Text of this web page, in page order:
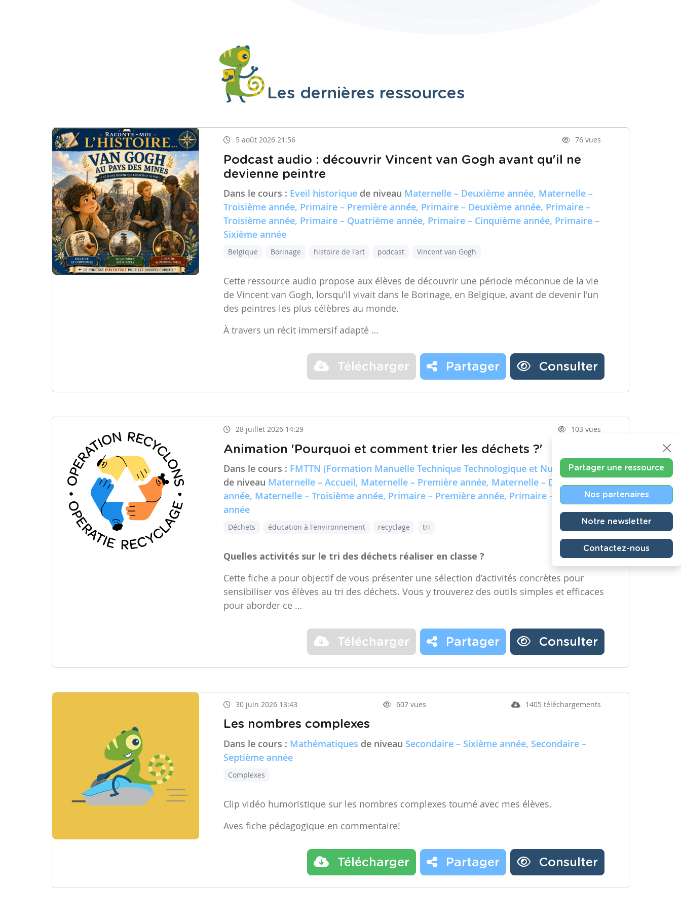
Les dernières ressources
5 août 2026 21:56 76 vues
Podcast audio : découvrir Vincent van Gogh avant qu'il ne
devienne peintre
Dans le cours : Eveil historique de niveau Maternelle – Deuxième année, Maternelle –
Troisième année, Primaire – Première année, Primaire – Deuxième année, Primaire –
Troisième année, Primaire – Quatrième année, Primaire – Cinquième année, Primaire –
Sixième année
Belgique Borinage histoire de l'art podcast Vincent van Gogh
Cette ressource audio propose aux élèves de découvrir une période méconnue de la vie
de Vincent van Gogh, lorsqu'il vivait dans le Borinage, en Belgique, avant de devenir l'un
des peintres les plus célèbres au monde.
À travers un récit immersif adapté …
Télécharger Partager Consulter
28 juillet 2026 14:29 103 vues
Animation 'Pourquoi et comment trier les déchets ?'
Dans le cours : FMTTN (Formation Manuelle Technique Technologique et Numérique)
de niveau Maternelle – Accueil, Maternelle – Première année, Maternelle – Deuxième
année, Maternelle – Troisième année, Primaire – Première année, Primaire – Deuxième
année
Déchets éducation à l'environnement recyclage tri
Quelles activités sur le tri des déchets réaliser en classe ?
Cette fiche a pour objectif de vous présenter une sélection d’activités concrètes pour
sensibiliser vos élèves au tri des déchets. Vous y trouverez des outils simples et efficaces
pour aborder ce …
Télécharger Partager Consulter
30 juin 2026 13:43 607 vues 1405 téléchargements
Les nombres complexes
Dans le cours : Mathématiques de niveau Secondaire – Sixième année, Secondaire –
Septième année
Complexes
Clip vidéo humoristique sur les nombres complexes tourné avec mes élèves.
Aves fiche pédagogique en commentaire!
Télécharger Partager Consulter
Partager une ressource
Nos partenaires
Notre newsletter
Contactez-nous